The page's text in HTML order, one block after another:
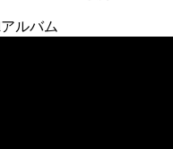
ルバム